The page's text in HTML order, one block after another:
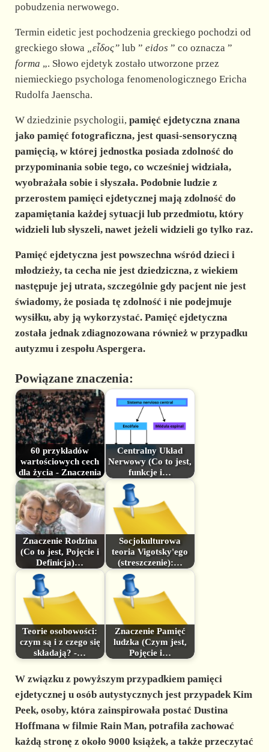
pobudzenia nerwowego.
Termin eidetic jest pochodzenia greckiego pochodzi od
greckiego słowa „εἶδος”lub ” eidos ” co oznacza ”
forma „. Słowo ejdetyk zostało utworzone przez
niemieckiego psychologa fenomenologicznego Ericha
Rudolfa Jaenscha.
W dziedzinie psychologii, pamięć ejdetyczna znana
jako pamięć fotograficzna, jest quasi-sensoryczną
pamięcią, w której jednostka posiada zdolność do
przypominania sobie tego, co wcześniej widziała,
wyobrażała sobie i słyszała. Podobnie ludzie z
przerostem pamięci ejdetycznej mają zdolność do
zapamiętania każdej sytuacji lub przedmiotu, który
widzieli lub słyszeli, nawet jeżeli widzieli go tylko raz.
Pamięć ejdetyczna jest powszechna wśród dzieci i
młodzieży, ta cecha nie jest dziedziczna, z wiekiem
następuje jej utrata, szczególnie gdy pacjent nie jest
świadomy, że posiada tę zdolność i nie podejmuje
wysiłku, aby ją wykorzystać. Pamięć ejdetyczna
została jednak zdiagnozowana również w przypadku
autyzmu i zespołu Aspergera.
Powiązane znaczenia:
60 przykładów
wartościowych cech
dla życia - Znaczenia
Centralny Układ
Nerwowy (Co to jest,
funkcje i…
Znaczenie Rodzina
(Co to jest, Pojęcie i
Definicja)…
Socjokulturowa
teoria Vigotsky'ego
(streszczenie):…
Teorie osobowości:
czym są i z czego się
składają? -…
Znaczenie Pamięć
ludzka (Czym jest,
Pojęcie i…
W związku z powyższym przypadkiem pamięci
ejdetycznej u osób autystycznych jest przypadek Kim
Peek, osoby, która zainspirowała postać Dustina
Hoffmana w filmie Rain Man, potrafiła zachować
każdą stronę z około 9000 książek, a także przeczytać